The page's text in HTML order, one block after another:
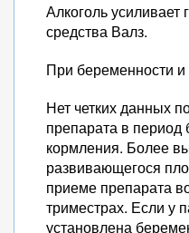
Алкоголь усиливает
средства Валз.
При беременности и
Нет четких данных
препарата в период
кормления. Более
развивающегося
приеме препарата
триместрах. Если у
установлена